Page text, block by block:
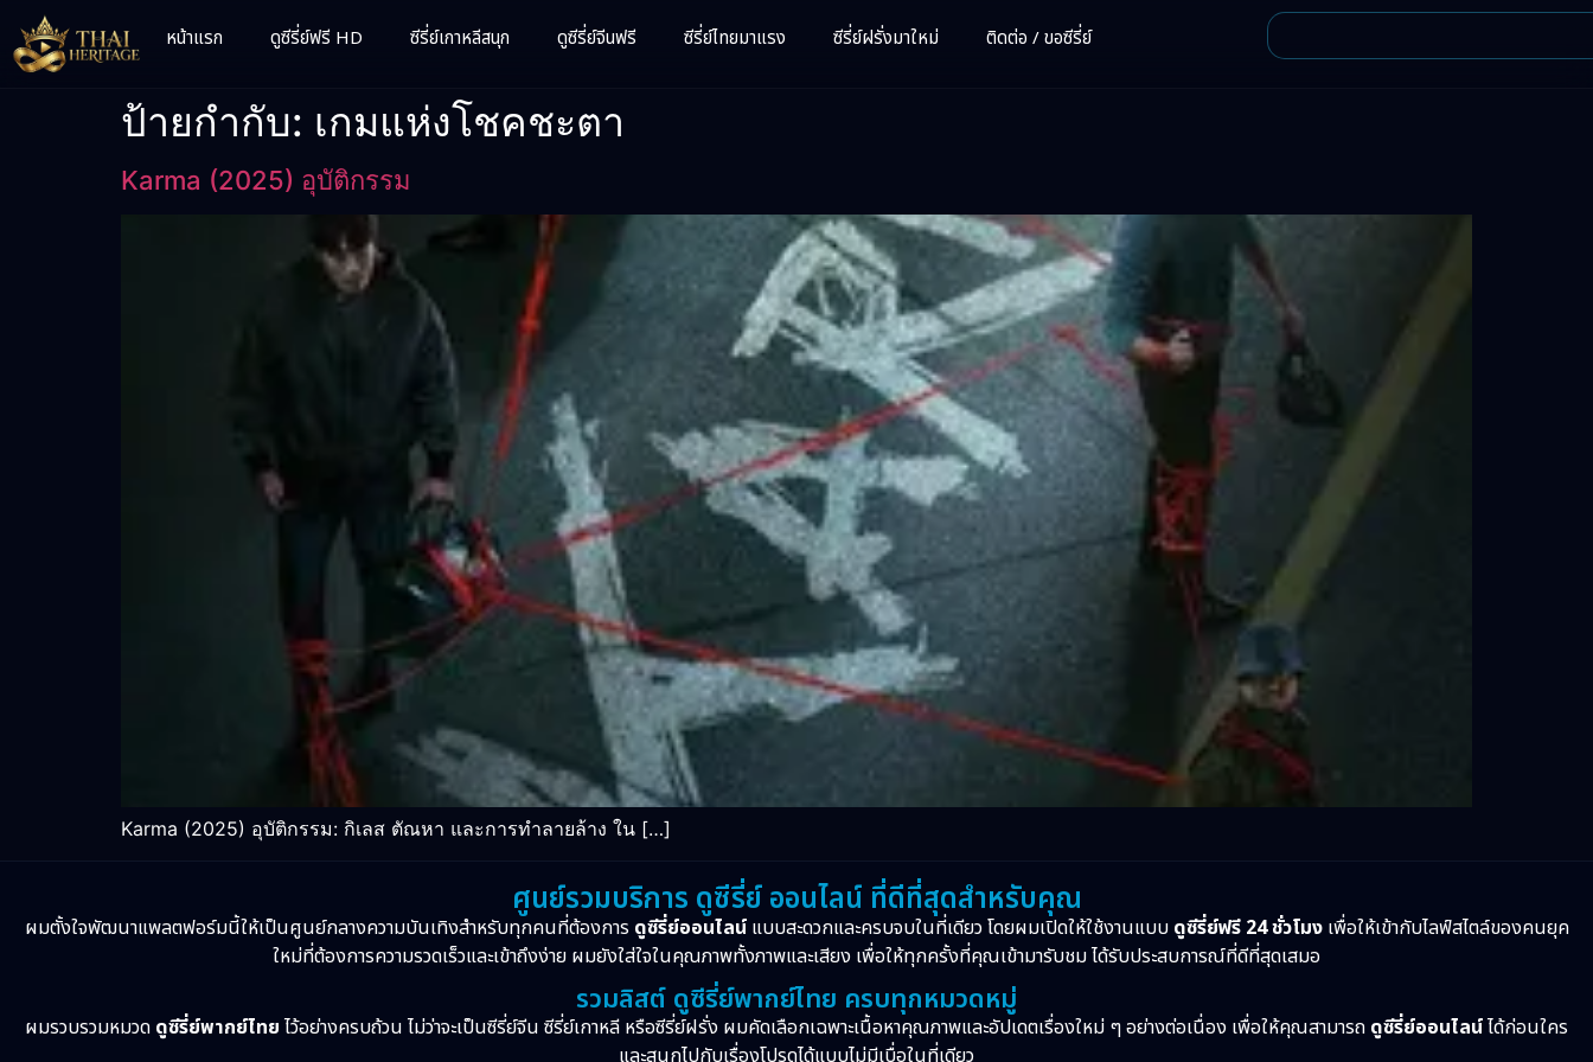
หน้าแรก ดูซีรี่ย์ฟรี HD ซีรี่ย์เกาหลีสนุก ดูซีรี่ย์จีนฟรี ซีรี่ย์ไทยมาแรง ซีรี่ย์ฝรั่งมาใหม่ ติดต่อ / ขอซีรี่ย์
ป้ายกำกับ: เกมแห่งโชคชะตา
Karma (2025) อุบัติกรรม
Karma (2025) อุบัติกรรม: กิเลส ตัณหา และการทำลายล้าง ใน […]
ศูนย์รวมบริการ ดูซีรี่ย์ ออนไลน์ ที่ดีที่สุดสำหรับคุณ
ผมตั้งใจพัฒนาแพลตฟอร์มนี้ให้เป็นศูนย์กลางความบันเทิงสำหรับทุกคนที่ต้องการ ดูซีรี่ย์ออนไลน์แบบสะดวกและครบจบในที่เดียว โดยผมเปิดให้ใช้งานแบบ ดูซีรี่ย์ฟรี 24 ชั่วโมงเพื่อให้เข้ากับไลฟ์สไตล์ของคนยุค
ใหม่ที่ต้องการความรวดเร็วและเข้าถึงง่าย ผมยังใส่ใจในคุณภาพทั้งภาพและเสียง เพื่อให้ทุกครั้งที่คุณเข้ามารับชม ได้รับประสบการณ์ที่ดีที่สุดเสมอ
รวมลิสต์ ดูซีรี่ย์พากย์ไทย ครบทุกหมวดหมู่
ผมรวบรวมหมวด ดูซีรี่ย์พากย์ไทย ไว้อย่างครบถ้วน ไม่ว่าจะเป็นซีรี่ย์จีน ซีรี่ย์เกาหลี หรือซีรี่ย์ฝรั่ง ผมคัดเลือกเฉพาะเนื้อหาคุณภาพและอัปเดตเรื่องใหม่ ๆ อย่างต่อเนื่อง เพื่อให้คุณสามารถ ดูซีรี่ย์ออนไลน์ได้ก่อนใคร
และสนุกไปกับเรื่องโปรดได้แบบไม่มีเบื่อในที่เดียว